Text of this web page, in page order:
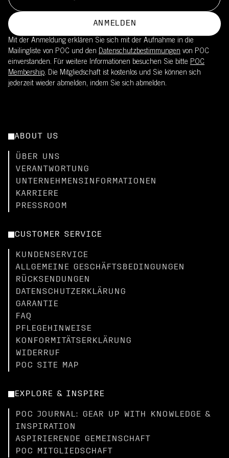
ANMELDEN
Mit der Anmeldung erklären Sie sich mit der Aufnahme in die
Mailingliste von POC und den Datenschutzbestimmungen von POC
einverstanden. Für weitere Informationen besuchen Sie bitte POC
Membership. Die Mitgliedschaft ist kostenlos und Sie können sich
jederzeit wieder abmelden, indem Sie sich abmelden.
ABOUT US
ÜBER UNS
VERANTWORTUNG
UNTERNEHMENSINFORMATIONEN
KARRIERE
PRESSROOM
CUSTOMER SERVICE
KUNDENSERVICE
ALLGEMEINE GESCHÄFTSBEDINGUNGEN
RÜCKSENDUNGEN
DATENSCHUTZERKLÄRUNG
GARANTIE
FAQ
PFLEGEHINWEISE
KONFORMITÄTSERKLÄRUNG
WIDERRUF
POC SITE MAP
EXPLORE & INSPIRE
POC JOURNAL: GEAR UP WITH KNOWLEDGE &
INSPIRATION
ASPIRIERENDE GEMEINSCHAFT
POC MITGLIEDSCHAFT